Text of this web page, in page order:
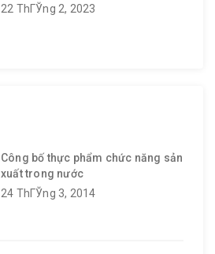
22 ThГЎng 2, 2023
Công bố thực phẩm chức năng sản
xuất trong nước
24 ThГЎng 3, 2014